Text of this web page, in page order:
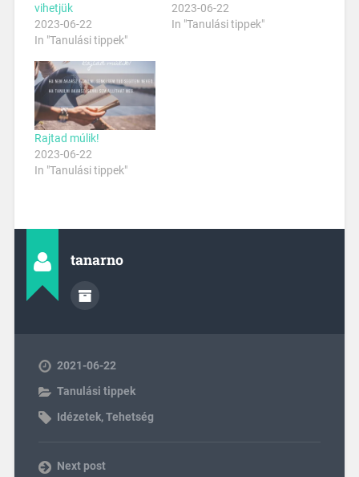
vihetjük
2023-06-22
In "Tanulási tippek"
2023-06-22
In "Tanulási tippek"
Rajtad múlik!
2023-06-22
In "Tanulási tippek"
tanarno
2021-06-22
Tanulási tippek
Idézetek,Tehetség
Next post